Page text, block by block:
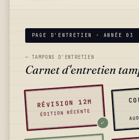
PAGE D'ENTRETIEN · ANNÉE 03
— TAMPONS D'ENTRETIEN
Carnet d'entretien
RÉVISION 12M
ÉDITION RÉCENTE
✓